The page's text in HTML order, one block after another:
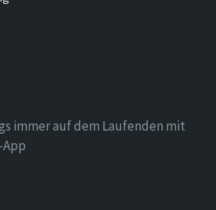
immer auf dem Laufenden mit